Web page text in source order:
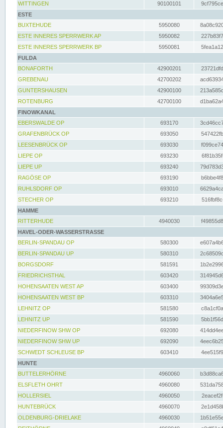
WITTINGEN
90100101
ESTE
BUXTEHUDE
5950080
ESTE INNERES SPERRWERK AP
5950082
ESTE INNERES SPERRWERK BP
5950081
FULDA
BONAFORTH
42900201
GREBENAU
42700202
GUNTERSHAUSEN
42900100
ROTENBURG
42700100
FINOWKANAL
EBERSWALDE OP
693170
GRAFENBRÜCK OP
693050
LEESENBRÜCK OP
693030
LIEPE OP
693230
LIEPE UP
693240
RAGÖSE OP
693190
RUHLSDORF OP
693010
STECHER OP
693210
HAMME
RITTERHUDE
4940030
HAVEL-ODER-WASSERSTRASSE
BERLIN-SPANDAU OP
580300
BERLIN-SPANDAU UP
580310
BORGSDORF
581591
FRIEDRICHSTHAL
603420
HOHENSAATEN WEST AP
603400
HOHENSAATEN WEST BP
603310
LEHNITZ OP
581580
LEHNITZ UP
581590
NIEDERFINOW SHW OP
692080
NIEDERFINOW SHW UP
692090
SCHWEDT SCHLEUSE BP
603410
HUNTE
BUTTELERHÖRNE
4960060
ELSFLETH OHRT
4960080
HOLLERSIEL
4960050
HUNTEBRÜCK
4960070
OLDENBURG-DRIELAKE
4960030